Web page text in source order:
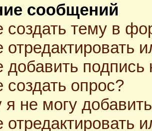
сообщений
создать тему в
отредактировать
добавить
создать опрос?
не могу
отредактировать